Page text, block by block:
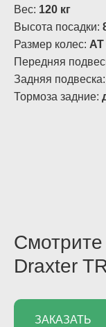
Вес: 120 кг
Высота посадки:
Размер колес: АТ
Передняя
Задняя подвеска:
Тормоза задние:
Draxter
ЗАКАЗАТЬ